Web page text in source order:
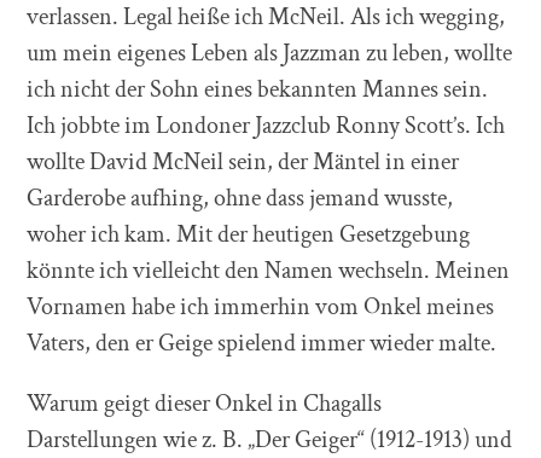
verlassen. Legal heiße ich McNeil. Als ich wegging,
um mein eigenes Leben als Jazzman zu leben, wollte
ich nicht der Sohn eines bekannten Mannes sein.
Ich jobbte im Londoner Jazzclub Ronny Scott’s. Ich
wollte David McNeil sein, der Mäntel in einer
Garderobe aufhing, ohne dass jemand wusste,
woher ich kam. Mit der heutigen Gesetzgebung
könnte ich vielleicht den Namen wechseln. Meinen
Vornamen habe ich immerhin vom Onkel meines
Vaters, den er Geige spielend immer wieder malte.
Warum geigt dieser Onkel in Chagalls
Darstellungen wie z. B. „Der Geiger“ (1912-1913) und